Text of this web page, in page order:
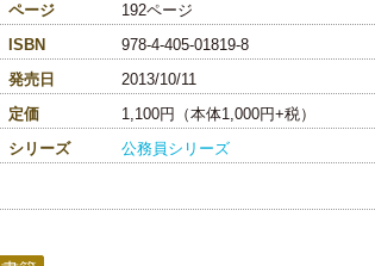
ページ
192ページ
ISBN
978-4-405-01819-8
発売日
2013/10/11
定価
1,100円（本体1,000円+税）
シリーズ
公務員シリーズ